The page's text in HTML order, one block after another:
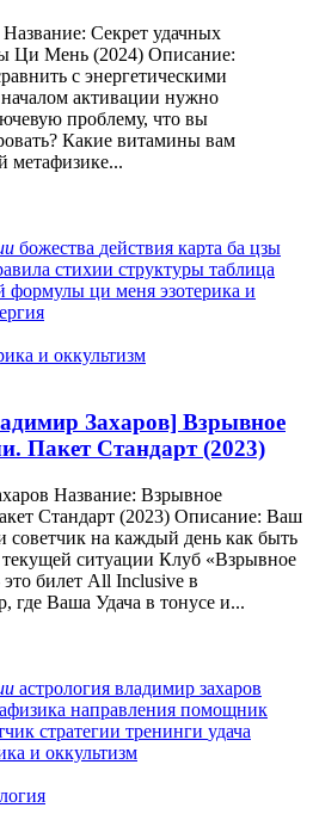
Секрет удачных
Ци Мень (2024) Описание:
с энергетическими
активации нужно
проблему, что вы
Какие витамины вам
метафизике...
божества действия карта ба цзы
стихии структуры таблица
формулы ци меня эзотерика и
и оккультизм
Захаров] Взрывное
Пакет Стандарт (2023)
Название: Взрывное
Стандарт (2023) Описание: Ваш
на каждый день как быть
ситуации Клуб «Взрывное
билет All Inclusive в
где Ваша Удача в тонусе и...
астрология владимир захаров
направления помощник
стратегии тренинги удача
и оккультизм